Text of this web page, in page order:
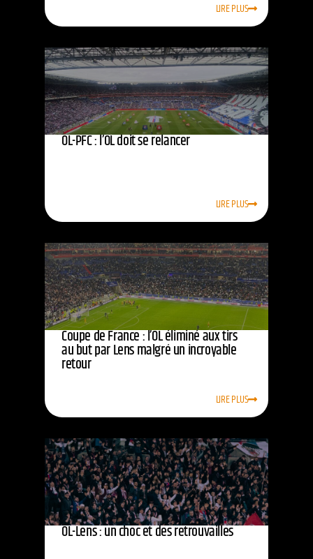
LIRE PLUS
OL-PFC : l’OL doit se relancer
LIRE PLUS
Coupe de France : l’OL éliminé aux tirs
au but par Lens malgré un incroyable
retour
LIRE PLUS
OL-Lens : un choc et des retrouvailles